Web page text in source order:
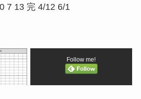
7 13 完 4/12 6/1
Follow me!